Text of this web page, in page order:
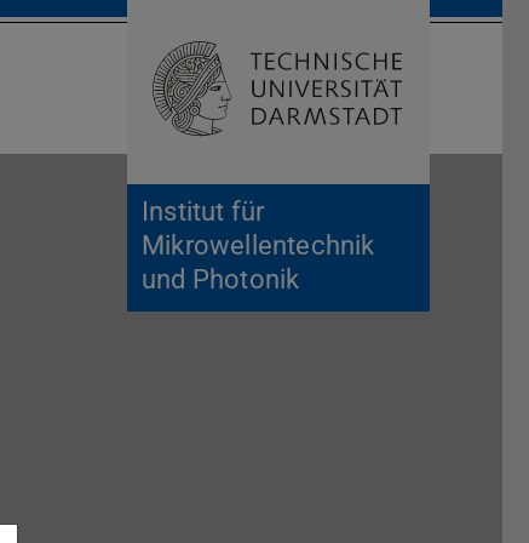
Institut für
Mikrowellentechnik
und Photonik
Suche öffnen